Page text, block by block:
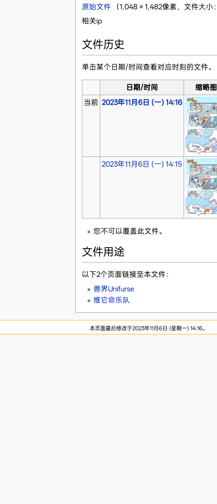
原始文件‎
（1,048 × 1,482像素，文件大
相关ip
文件历史
单击某个日期/时间查看对应时刻的文件。
日期/时间
缩略图
当前 2023年11月6日 (一) 14:16
2023年11月6日 (一) 14:15
您不可以覆盖此文件。
文件用途
以下2个页面链接至本文件：
兽界Unifurse
维它命乐队
本页面最后修改于2023年11月6日 (星期一) 14:16。